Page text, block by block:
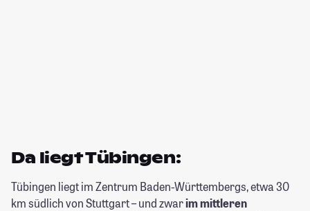
Da liegt Tübingen:
Tübingen liegt im Zentrum Baden-Württembergs, etwa 30
km südlich von Stuttgart – und zwarim mittleren